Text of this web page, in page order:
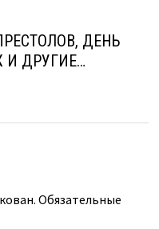
ДЕНЬ
И ДРУГИЕ…
Обязательные